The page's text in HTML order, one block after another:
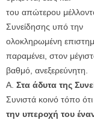
του απώτερου
Συνείδησης υπό την
ολοκληρωμένη
παραμένει, στον
βαθμό, ανεξερεύνητη.
Α. Στα άδυτα της
Συνιστά κοινό τόπο ότι
την υπεροχή του